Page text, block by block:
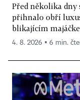
Před několika dny
přihnalo obří
blikajícím
4. 8. 2026 ▪ 6 min.